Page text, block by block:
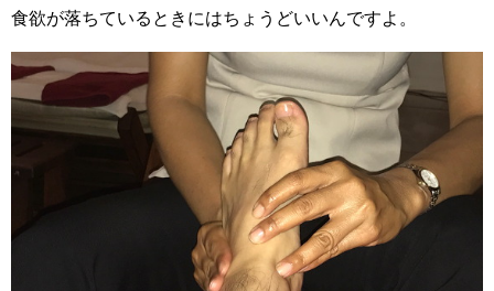
食欲が落ちているときにはちょうどいいんですよ。